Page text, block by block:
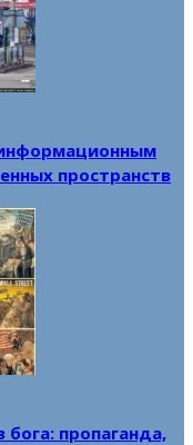
пространств
бога: пропаганда,